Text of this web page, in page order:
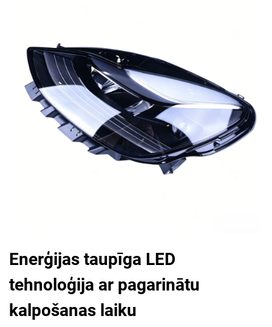
Enerģijas taupīga LED
tehnoloģija ar pagarinātu
kalpošanas laiku